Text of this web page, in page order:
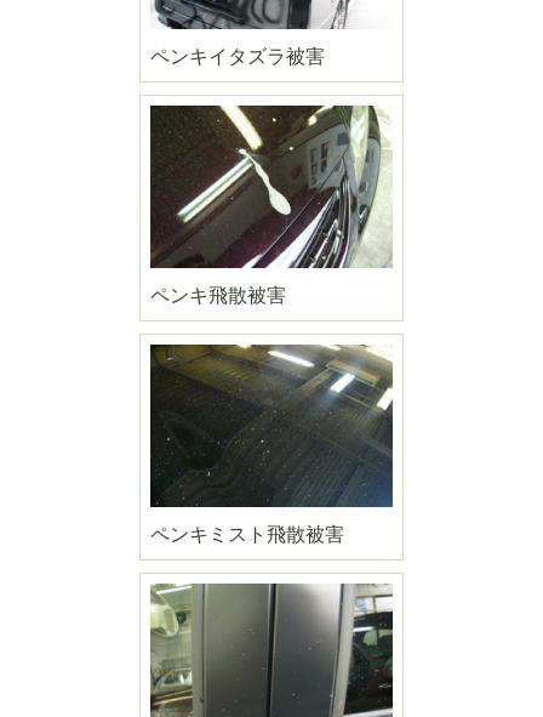
ペンキイタズラ被害
ペンキ飛散被害
ペンキミスト飛散被害